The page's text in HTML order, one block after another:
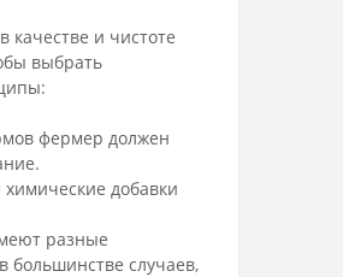
качестве и чистоте
выбрать
фермер должен
добавки
разные
большинстве случаев,